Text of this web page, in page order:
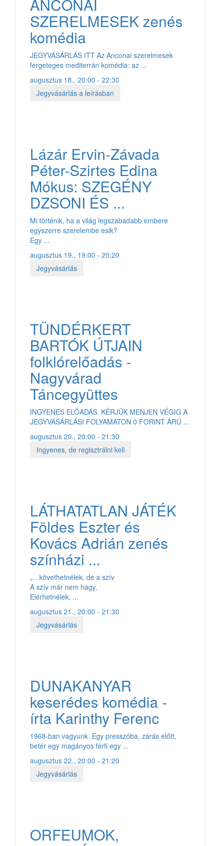
ANCONAI
SZERELMESEK zenés
komédia
JEGYVÁSÁRLÁS ITT Az Anconai szerelmesek
fergeteges mediterrán komédia: az ...
augusztus 18., 20:00 - 22:30
Jegyvásárlás a leírásban
Lázár Ervin-Závada
Péter-Szirtes Edina
Mókus: SZEGÉNY
DZSONI ÉS ...
Mi történik, ha a világ legszabadabb embere
egyszerre szerelembe esik?
Egy ...
augusztus 19., 19:00 - 20:20
Jegyvásárlás
TÜNDÉRKERT
BARTÓK ÚTJAIN
folklórelőadás -
Nagyvárad
Táncegyüttes
INGYENES ELŐADÁS. KÉRJÜK MENJEN VÉGIG A
JEGYVÁSÁRLÁSI FOLYAMATON 0 FORINT ÁRÚ ...
augusztus 20., 20:00 - 21:30
Ingyenes, de regisztrálni kell
LÁTHATATLAN JÁTÉK
Földes Eszter és
Kovács Adrián zenés
színházi ...
„…követhetnélek, de a szív
A szív már nem hagy,
Elérhetnélek, ...
augusztus 21., 20:00 - 21:30
Jegyvásárlás
DUNAKANYAR
keserédes komédia -
írta Karinthy Ferenc
1968-ban vagyunk. Egy presszóba, zárás előtt,
betér egy magányos férfi egy ...
augusztus 22., 20:00 - 21:20
Jegyvásárlás
ORFEUMOK,